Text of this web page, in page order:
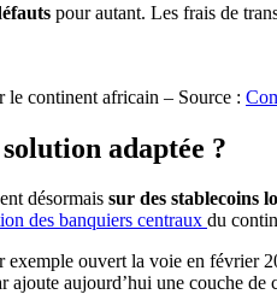
pour autant. Les frais de
le continent africain – Source :
adaptée ?
désormais sur des stablecoins
des banquiers centraux du
exemple ouvert la voie en février
ajoute aujourd’hui une couche de